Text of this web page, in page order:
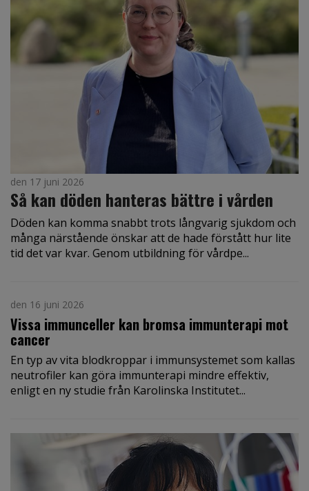
den 17 juni 2026
Så kan döden hanteras bättre i vården
Döden kan komma snabbt trots långvarig sjukdom och
många närstående önskar att de hade förstått hur lite
tid det var kvar. Genom utbildning för vårdpe...
den 16 juni 2026
Vissa immunceller kan bromsa immunterapi mot
cancer
En typ av vita blodkroppar i immunsystemet som kallas
neutrofiler kan göra immunterapi mindre effektiv,
enligt en ny studie från Karolinska Institutet...